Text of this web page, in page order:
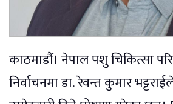
काठमाडौं। नेपाल पशु चिकित्सा
निर्वाचनमा डा. रेवन्त कुमार